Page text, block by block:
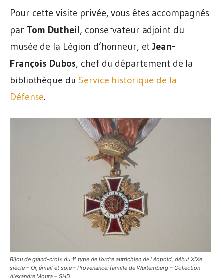
Pour cette visite privée, vous êtes accompagnés
par Tom Dutheil, conservateur adjoint du
musée de la Légion d’honneur, et Jean-
François Dubos, chef du département de la
bibliothèque du Service historique de la
Défense.
Bijou de grand-croix du 1° type de l’ordre autrichien de Léopold, début XIXe
siècle – Or, émail et soie – Provenance: famille de Wurtemberg – Collection
Alexandre Moura – SHD